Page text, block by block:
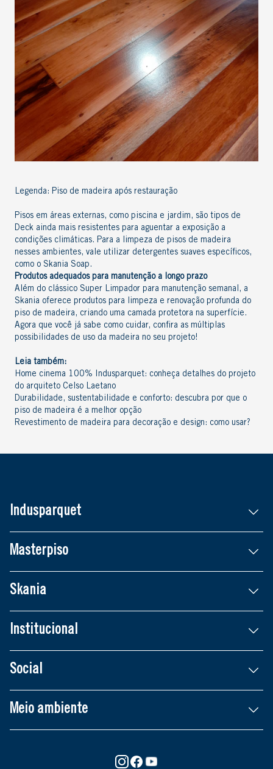
Legenda: Piso de madeira após restauração
Pisos em áreas externas, como piscina e jardim, são tipos de
Deck ainda mais resistentes para aguentar a exposição a
condições climáticas. Para a limpeza de pisos de madeira
nesses ambientes, vale utilizar detergentes suaves específicos,
como o Skania Soap .
Produtos adequados para manutenção a longo prazo
Além do clássico Super Limpador para manutenção semanal, a
Skania oferece produtos para limpeza e renovação profunda do
piso de madeira, criando uma camada protetora na superfície.
Agora que você já sabe como cuidar, confira as múltiplas
possibilidades de uso da madeira no seu projeto!
Leia também:
Home cinema 100% Indusparquet: conheça detalhes do projeto
do arquiteto Celso Laetano
Durabilidade, sustentabilidade e conforto: descubra por que o
piso de madeira é a melhor opção
Revestimento de madeira para decoração e design: como usar?
Indusparquet
Masterpiso
Skania
Institucional
Social
Meio ambiente